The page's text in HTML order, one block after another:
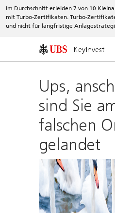
Im Durchschnitt erleiden 7 von 10
mit Turbo-Zertifikaten. Turbo-
und nicht für langfristige
KeyInvest
Ups,
sind Sie
falschen
gelandet